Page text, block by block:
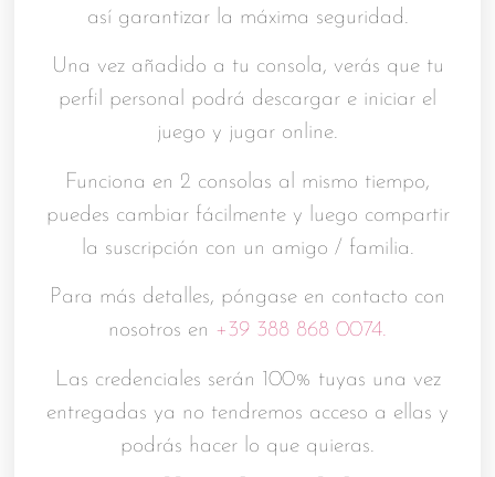
así garantizar la máxima seguridad.
Una vez añadido a tu consola, verás que tu
perfil personal podrá descargar e iniciar el
juego y jugar online.
Funciona en 2 consolas al mismo tiempo,
puedes cambiar fácilmente y luego compartir
la suscripción con un amigo / familia.
Para más detalles, póngase en contacto con
nosotros en +39 388 868 0074.
Las credenciales serán 100% tuyas una vez
entregadas ya no tendremos acceso a ellas y
podrás hacer lo que quieras.